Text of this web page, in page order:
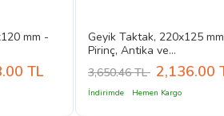
mm -
TL
Geyik Taktak, 220x125
Pirinç, Antika ve...
3,650.46 TL 2,136.00
İndirimde Hemen Kargo